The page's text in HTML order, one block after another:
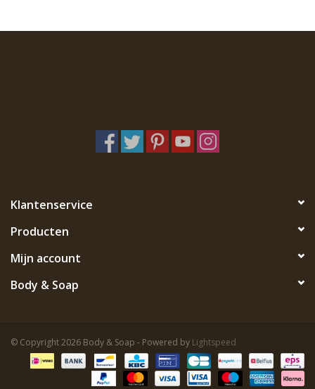
Klantenservice
Producten
Mijn account
Body & Soap
© Copyright 2026 Body & Soap - Powered by Lightspeed